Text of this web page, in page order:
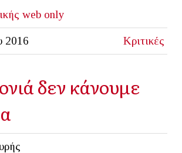
web only
2016 Κριτικές
δεν κάνουμε